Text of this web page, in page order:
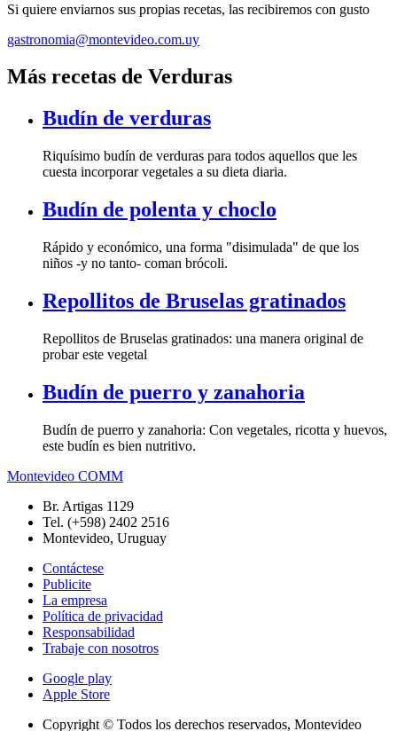
Si quiere enviarnos sus propias recetas, las recibiremos con gusto
gastronomia@montevideo.com.uy
Más recetas de Verduras
Budín de verduras
Riquísimo budín de verduras para todos aquellos que les
cuesta incorporar vegetales a su dieta diaria.
Budín de polenta y choclo
Rápido y económico, una forma "disimulada" de que los
niños -y no tanto- coman brócoli.
Repollitos de Bruselas gratinados
Repollitos de Bruselas gratinados: una manera original de
probar este vegetal
Budín de puerro y zanahoria
Budín de puerro y zanahoria: Con vegetales, ricotta y huevos,
este budín es bien nutritivo.
Montevideo COMM
Br. Artigas 1129
Tel. (+598) 2402 2516
Montevideo, Uruguay
Contáctese
Publicite
La empresa
Política de privacidad
Responsabilidad
Trabaje con nosotros
Google play
Apple Store
Copyright © Todos los derechos reservados, Montevideo